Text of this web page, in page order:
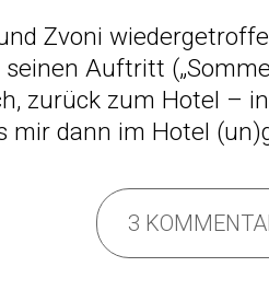
Zvoni
seinen Auftritt
zurück zum Hotel –
mir dann im Hotel
3